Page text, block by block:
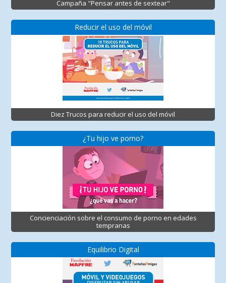
Campaña "Pensar antes de sextear"
Reducir el uso del móvil
Diez Trucos para reducir el uso del móvil
¿Tu hijo ve porno?
Concienciación sobre el consumo de porno en edades
tempranas
Equilibrio Digital